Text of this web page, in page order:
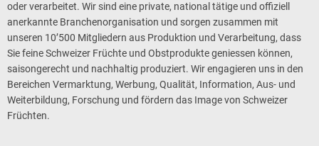
oder verarbeitet. Wir sind eine private, national tätige und offiziell
anerkannte Branchenorganisation und sorgen zusammen mit
unseren 10’500 Mitgliedern aus Produktion und Verarbeitung, dass
Sie feine Schweizer Früchte und Obstprodukte geniessen können,
saisongerecht und nachhaltig produziert. Wir engagieren uns in den
Bereichen Vermarktung, Werbung, Qualität, Information, Aus- und
Weiterbildung, Forschung und fördern das Image von Schweizer
Früchten.